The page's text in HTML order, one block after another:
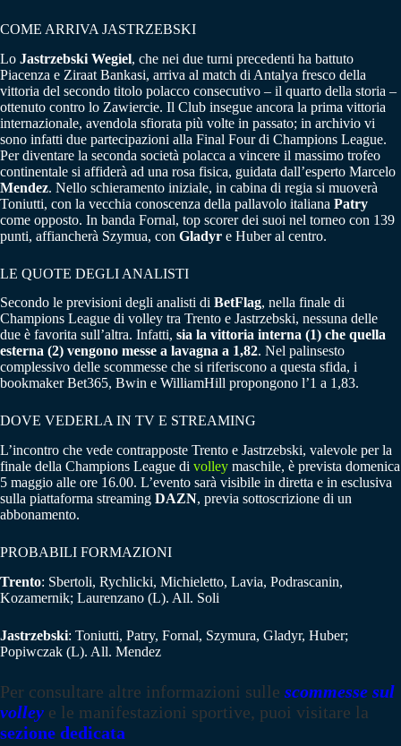
COME ARRIVA JASTRZEBSKI
Lo Jastrzebski Wegiel, che nei due turni precedenti ha battuto
Piacenza e Ziraat Bankasi, arriva al match di Antalya fresco della
vittoria del secondo titolo polacco consecutivo – il quarto della storia –
ottenuto contro lo Zawiercie. Il Club insegue ancora la prima vittoria
internazionale, avendola sfiorata più volte in passato; in archivio vi
sono infatti due partecipazioni alla Final Four di Champions League.
Per diventare la seconda società polacca a vincere il massimo trofeo
continentale si affiderà ad una rosa fisica, guidata dall’esperto Marcelo
Mendez. Nello schieramento iniziale, in cabina di regia si muoverà
Toniutti, con la vecchia conoscenza della pallavolo italiana Patry
come opposto. In banda Fornal, top scorer dei suoi nel torneo con 139
punti, affiancherà Szymua, con Gladyr e Huber al centro.
LE QUOTE DEGLI ANALISTI
Secondo le previsioni degli analisti di BetFlag, nella finale di
Champions League di volley tra Trento e Jastrzebski, nessuna delle
due è favorita sull’altra. Infatti, sia la vittoria interna (1) che quella
esterna (2) vengono messe a lavagna a 1,82. Nel palinsesto
complessivo delle scommesse che si riferiscono a questa sfida, i
bookmaker Bet365, Bwin e WilliamHill propongono l’1 a 1,83.
DOVE VEDERLA IN TV E STREAMING
L’incontro che vede contrapposte Trento e Jastrzebski, valevole per la
finale della Champions League di volley maschile, è prevista domenica
5 maggio alle ore 16.00. L’evento sarà visibile in diretta e in esclusiva
sulla piattaforma streaming DAZN, previa sottoscrizione di un
abbonamento.
PROBABILI FORMAZIONI
Trento: Sbertoli, Rychlicki, Michieletto, Lavia, Podrascanin,
Kozamernik; Laurenzano (L). All. Soli
Jastrzebski: Toniutti, Patry, Fornal, Szymura, Gladyr, Huber;
Popiwczak (L). All. Mendez
Per consultare altre informazioni sulle scommesse sul
volley e le manifestazioni sportive, puoi visitare la
sezione dedicata